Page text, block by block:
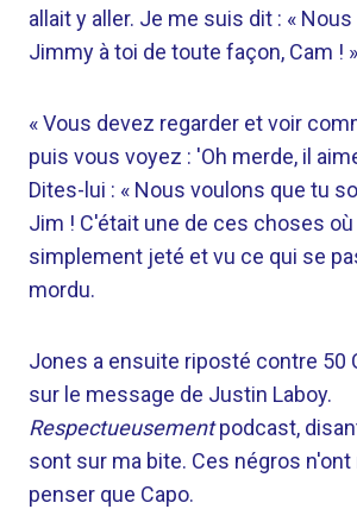
allait y aller. Je me suis dit : «
Jimmy à toi de toute façon, Cam ! »
« Vous devez regarder et voir
puis vous voyez : 'Oh merde, il
Dites-lui : « Nous voulons que tu
Jim ! C'était une de ces choses où
simplement jeté et vu ce qui se
mordu.
Jones a ensuite riposté contre 50
sur le message de Justin Laboy.
Respectueusementpodcast,
sont sur ma bite. Ces négros n'ont
penser que Capo.